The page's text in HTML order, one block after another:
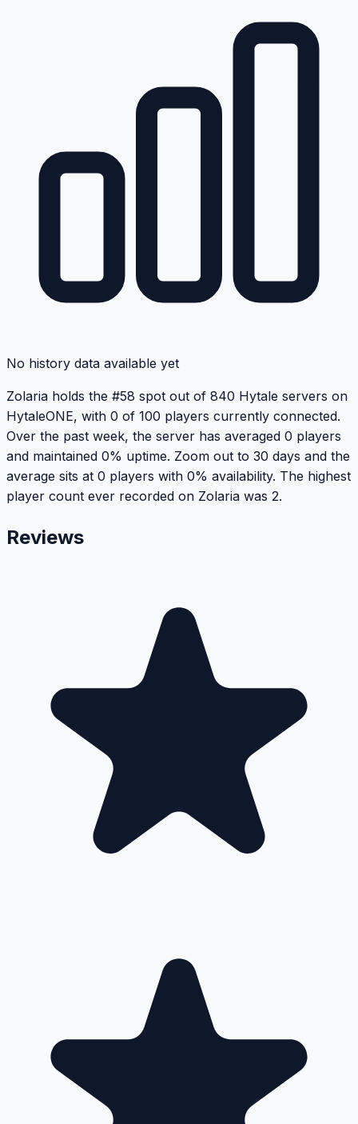
No history data available yet
Zolaria holds the #58 spot out of 840 Hytale servers on
HytaleONE, with 0 of 100 players currently connected.
Over the past week, the server has averaged 0 players
and maintained 0% uptime. Zoom out to 30 days and the
average sits at 0 players with 0% availability. The highest
player count ever recorded on Zolaria was 2.
Reviews